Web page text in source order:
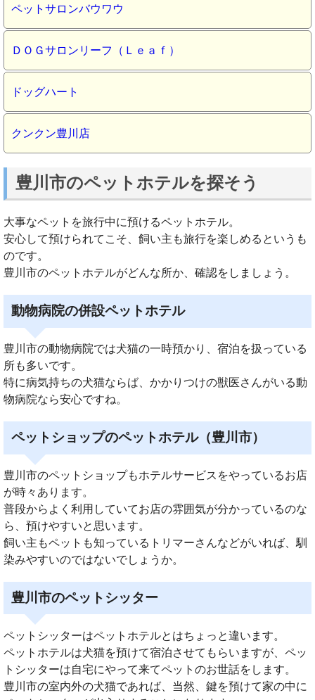
ペットサロンバウワウ
ＤＯＧサロンリーフ（Ｌｅａｆ）
ドッグハート
クンクン豊川店
豊川市のペットホテルを探そう
大事なペットを旅行中に預けるペットホテル。
安心して預けられてこそ、飼い主も旅行を楽しめるというも
のです。
豊川市のペットホテルがどんな所か、確認をしましょう。
動物病院の併設ペットホテル
豊川市の動物病院では犬猫の一時預かり、宿泊を扱っている
所も多いです。
特に病気持ちの犬猫ならば、かかりつけの獣医さんがいる動
物病院なら安心ですね。
ペットショップのペットホテル（豊川市）
豊川市のペットショップもホテルサービスをやっているお店
が時々あります。
普段からよく利用していてお店の雰囲気が分かっているのな
ら、預けやすいと思います。
飼い主もペットも知っているトリマーさんなどがいれば、馴
染みやすいのではないでしょうか。
豊川市のペットシッター
ペットシッターはペットホテルとはちょっと違います。
ペットホテルは犬猫を預けて宿泊させてもらいますが、ペッ
トシッターは自宅にやって来てペットのお世話をします。
豊川市の室内外の犬猫であれば、当然、鍵を預けて家の中に